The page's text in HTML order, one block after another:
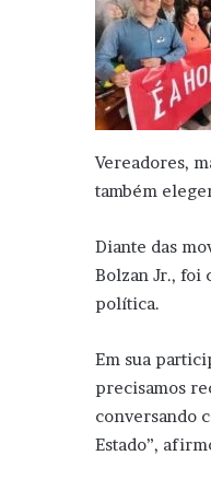
Vereadores,
também
Diante das
Bolzan Jr., foi
política.
Em sua
precisamos
conversando
Estado”,